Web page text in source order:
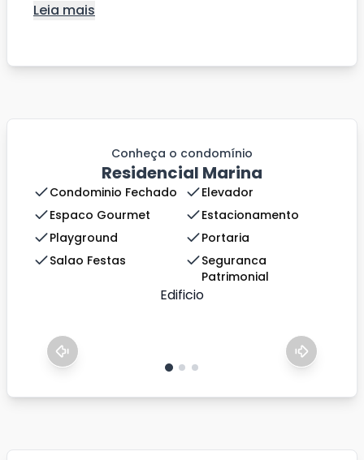
Leia mais
Conheça o condomínio
Residencial Marina
Condominio Fechado
Elevador
Espaco Gourmet
Estacionamento
Playground
Portaria
Salao Festas
Seguranca
Patrimonial
Edificio